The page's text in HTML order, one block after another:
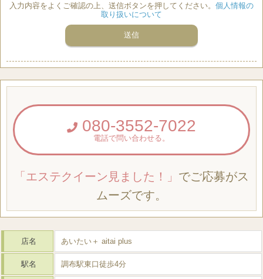
入力内容をよくご確認の上、送信ボタンを押してください。 個人情報の
取り扱いについて
080-3552-7022
電話で問い合わせる。
「エステクイーン見ました！」 でご応募がス
ムーズです。
店名 あいたい＋ aitai plus
駅名 調布駅東口徒歩4分